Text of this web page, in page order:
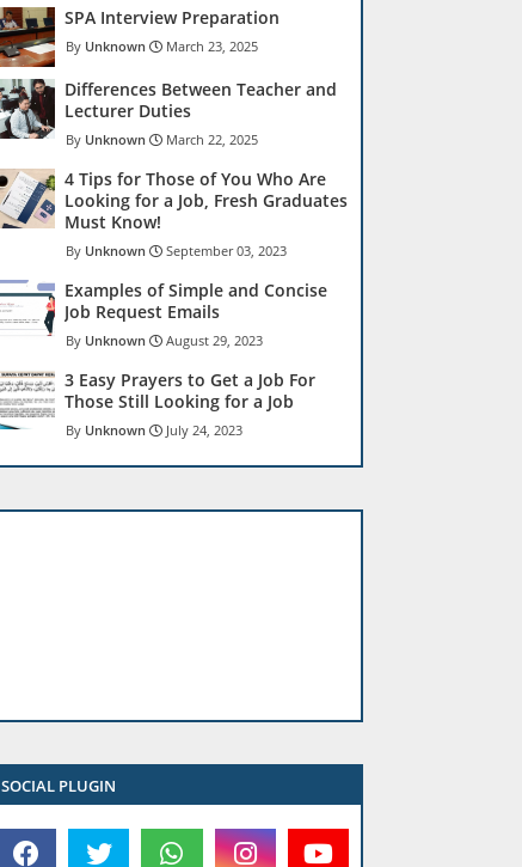
SPA Interview Preparation
Unknown March 23, 2025
Differences Between Teacher and
Lecturer Duties
Unknown March 22, 2025
4 Tips for Those of You Who Are
Looking for a Job, Fresh Graduates
Must Know!
Unknown September 03, 2023
Examples of Simple and Concise
Job Request Emails
Unknown August 29, 2023
3 Easy Prayers to Get a Job For
Those Still Looking for a Job
Unknown July 24, 2023
SOCIAL PLUGIN